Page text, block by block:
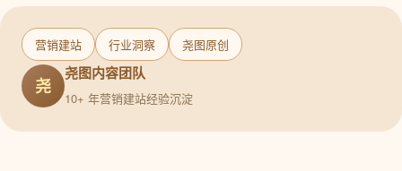
营销建站 行业洞察 尧图原创
尧
尧图内容团队
10+ 年营销建站经验沉淀